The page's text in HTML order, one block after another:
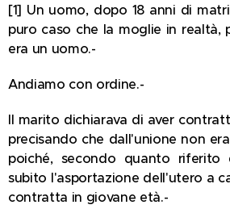
[1] Un uomo, dopo 18 anni di
puro caso che la moglie in realtà,
era un uomo.-
Andiamo con ordine.-
Il marito dichiarava di aver
precisando che dall'unione non
poiché, secondo quanto riferito
subito l'asportazione dell'utero a
contratta in giovane età.-